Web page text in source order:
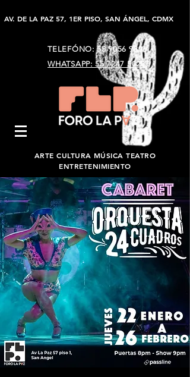
AV. DE LA PAZ 57, 1ER PISO, SAN ÁNGEL, CDMX
TELEFÓNO:55 9056 9896
WHATSAPP: 55 7247 5023
ARTE CULTURA MÚSICA TEATRO
ENTRETENIMIENTO